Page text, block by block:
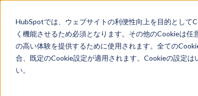
HubSpotでは、ウェブサイトの利便性向上を目的として
く機能させるため必須となります。その他のCookieは
の高い体験を提供するために使用されます。全ての
合、既定のCookie設定が適用されます。Cookieの設定
い。
HubSpotのCRM